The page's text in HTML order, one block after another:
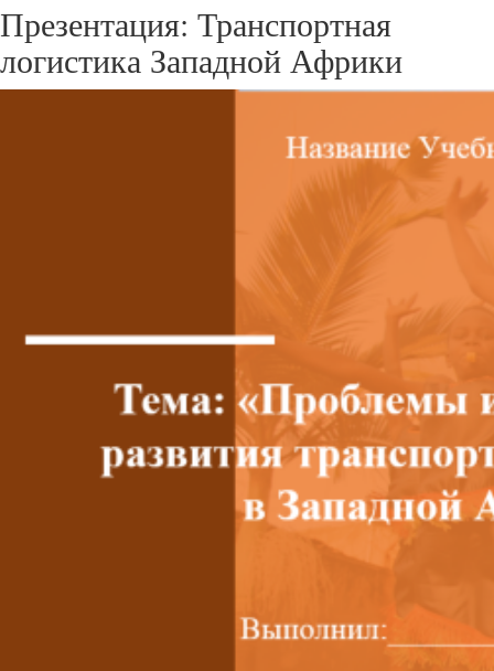
Презентация: Транспортная
логистика Западной Африки